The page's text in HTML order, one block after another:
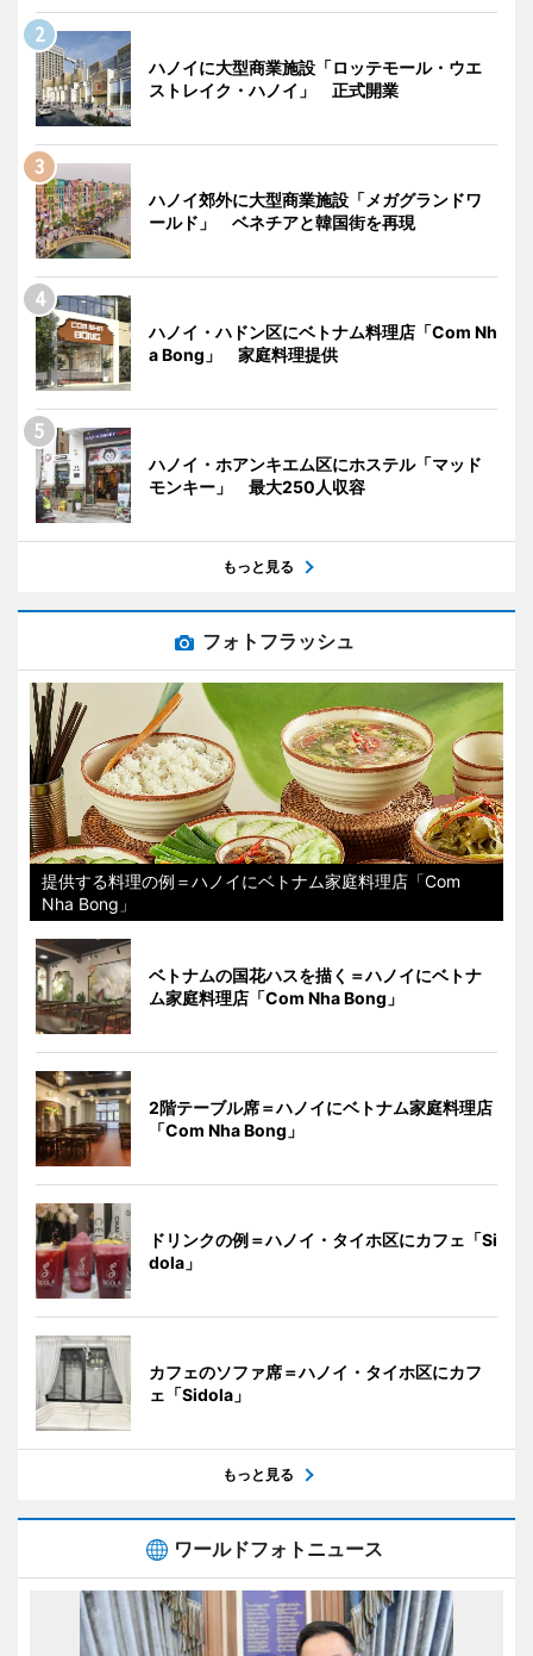
ハノイに大型商業施設「ロッテモール・ウエ
ストレイク・ハノイ」 正式開業
ハノイ郊外に大型商業施設「メガグランドワ
ールド」 ベネチアと韓国街を再現
ハノイ・ハドン区にベトナム料理店「Com Nh
a Bong」 家庭料理提供
ハノイ・ホアンキエム区にホステル「マッド
モンキー」 最大250人収容
もっと見る
フォトフラッシュ
提供する料理の例＝ハノイにベトナム家庭料理店「Com
Nha Bong」
ベトナムの国花ハスを描く＝ハノイにベトナ
ム家庭料理店「Com Nha Bong」
2階テーブル席＝ハノイにベトナム家庭料理店
「Com Nha Bong」
ドリンクの例＝ハノイ・タイホ区にカフェ「Si
dola」
カフェのソファ席＝ハノイ・タイホ区にカフ
ェ「Sidola」
もっと見る
ワールドフォトニュース